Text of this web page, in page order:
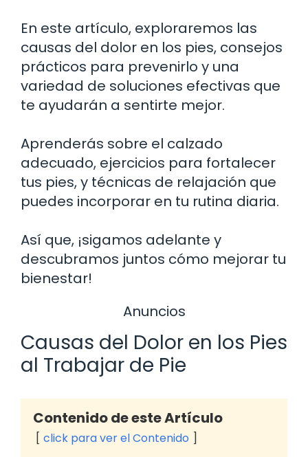
En este artículo, exploraremos las
causas del dolor en los pies, consejos
prácticos para prevenirlo y una
variedad de soluciones efectivas que
te ayudarán a sentirte mejor.
Aprenderás sobre el calzado
adecuado, ejercicios para fortalecer
tus pies, y técnicas de relajación que
puedes incorporar en tu rutina diaria.
Así que, ¡sigamos adelante y
descubramos juntos cómo mejorar tu
bienestar!
Anuncios
Causas del Dolor en los Pies
al Trabajar de Pie
Contenido de este Artículo
click para ver el Contenido